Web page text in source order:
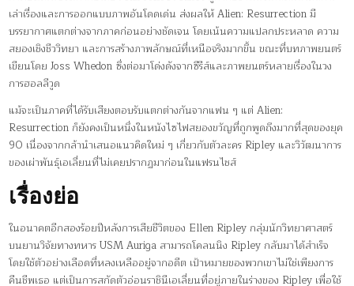
เล่าเรื่องและการออกแบบภาพอันโดดเด่น ส่งผลให้ Alien: Resurrection มี
บรรยากาศแตกต่างจากภาคก่อนอย่างชัดเจน โดยเน้นความแปลกประหลาด ความ
สยองเชิงชีววิทยา และการสร้างภาพลักษณ์ที่เหนือจริงมากขึ้น ขณะที่บทภาพยนตร์
เขียนโดย Joss Whedon ซึ่งต่อมาโด่งดังจากซีรีส์และภาพยนตร์หลายเรื่องในวง
การฮอลลีวูด
แม้จะเป็นภาคที่ได้รับเสียงตอบรับแตกต่างกันจากแฟน ๆ แต่ Alien:
Resurrection ก็ยังคงเป็นหนึ่งในหนังไซไฟสยองขวัญที่ถูกพูดถึงมากที่สุดของยุค
90 เนื่องจากกล้านำเสนอแนวคิดใหม่ ๆ เกี่ยวกับตัวละคร Ripley และวิวัฒนาการ
ของเผ่าพันธุ์เอเลี่ยนที่ไม่เคยปรากฏมาก่อนในแฟรนไชส์
เรื่องย่อ
ในอนาคตอีกสองร้อยปีหลังการเสียชีวิตของ Ellen Ripley กลุ่มนักวิทยาศาสตร์
บนยานวิจัยทางทหาร USM Auriga สามารถโคลนนิง Ripley กลับมาได้สำเร็จ
โดยใช้ตัวอย่างเลือดที่หลงเหลืออยู่จากอดีต เป้าหมายของพวกเขาไม่ใช่เพียงการ
คืนชีพเธอ แต่เป็นการสกัดตัวอ่อนราชินีเอเลี่ยนที่อยู่ภายในร่างของ Ripley เพื่อใช้